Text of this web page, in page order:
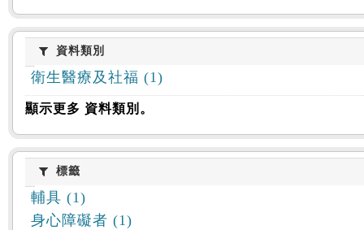
資料類別
資料類別
衛生醫療及社福 (1)
顯示更多 資料類別。
標籤標籤
輔具 (1)
身心障礙者 (1)